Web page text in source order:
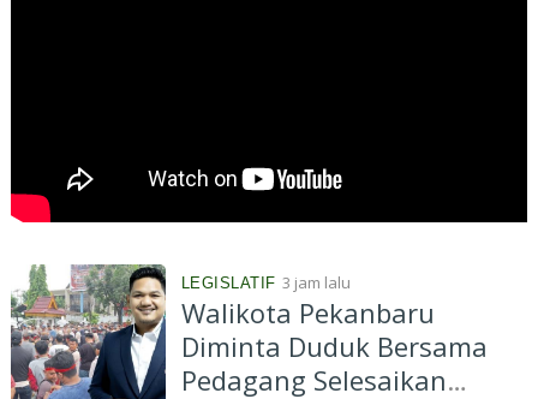
LEGISLATIF 3 jam lalu
Walikota Pekanbaru
Diminta Duduk Bersama
Pedagang Selesaikan